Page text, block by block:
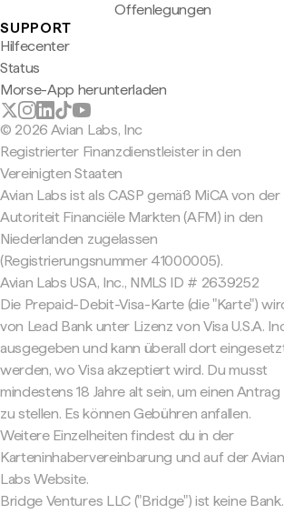
Offenlegungen
SUPPORT
Hilfecenter
Status
Morse-App herunterladen
© 2026 Avian Labs, Inc
Registrierter Finanzdienstleister in den
Vereinigten Staaten
Avian Labs ist als CASP gemäß MiCA von der
Autoriteit Financiële Markten (AFM) in den
Niederlanden zugelassen
(Registrierungsnummer 41000005).
Avian Labs USA, Inc., NMLS ID # 2639252
Die Prepaid-Debit-Visa-Karte (die "Karte")
von Lead Bank unter Lizenz von Visa U.S.A.
ausgegeben und kann überall dort
werden, wo Visa akzeptiert wird. Du musst
mindestens 18 Jahre alt sein, um einen Antrag
zu stellen. Es können Gebühren anfallen.
Weitere Einzelheiten findest du in der
Karteninhabervereinbarung und auf der Avian
Labs Website.
Bridge Ventures LLC ("Bridge") ist keine Bank.